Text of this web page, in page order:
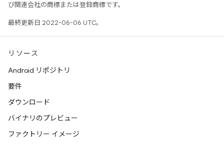
び関連会社の商標または登録商標です。
最終更新日 2022-06-06 UTC。
リソース
Android リポジトリ
要件
ダウンロード
バイナリのプレビュー
ファクトリー イメージ